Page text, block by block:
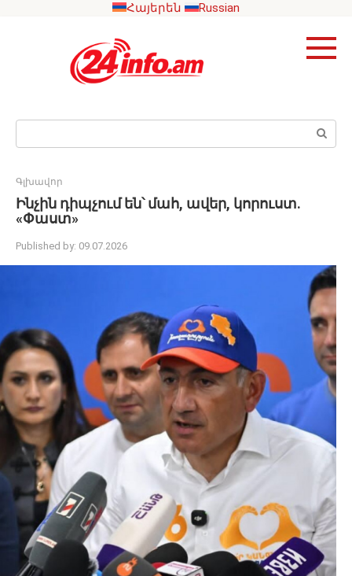
Հայերեն Russian
Search:
Գլխավոր
Ինչին դիպչում են՝ մահ, ավեր, կորուստ.
«Փաստ»
Published by: 09.07.2026